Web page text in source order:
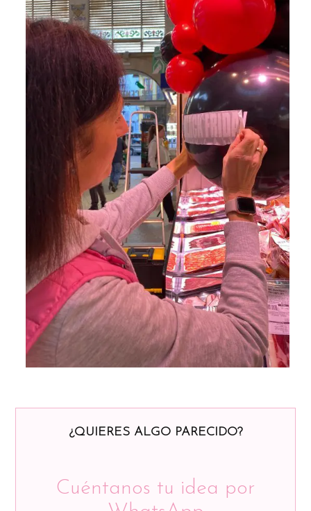
¿QUIERES ALGO PARECIDO?
Cuéntanos tu idea por